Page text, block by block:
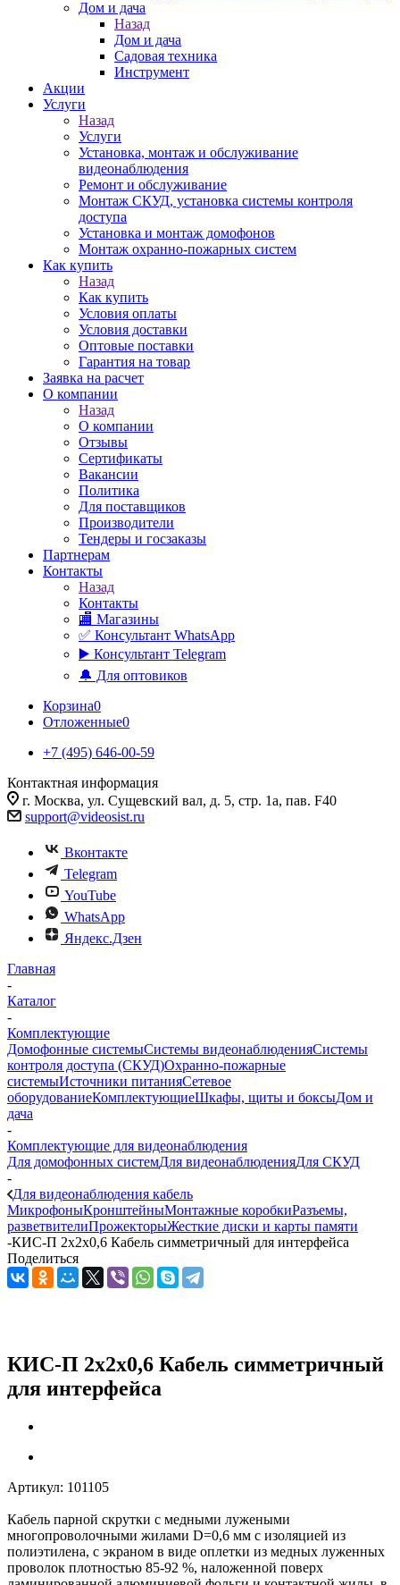
Дом и дача
Назад
Дом и дача
Садовая техника
Инструмент
Акции
Услуги
Назад
Услуги
Установка, монтаж и обслуживание
видеонаблюдения
Ремонт и обслуживание
Монтаж СКУД, установка системы контроля
доступа
Установка и монтаж домофонов
Монтаж охранно-пожарных систем
Как купить
Назад
Как купить
Условия оплаты
Условия доставки
Оптовые поставки
Гарантия на товар
Заявка на расчет
О компании
Назад
О компании
Отзывы
Сертификаты
Вакансии
Политика
Для поставщиков
Производители
Тендеры и госзаказы
Партнерам
Контакты
Назад
Контакты
🏬 Магазины
✅️ Консультант WhatsApp
▶️ Консультант Telegram
🔔 Для оптовиков
Корзина0
Отложенные0
+7 (495) 646-00-59
Контактная информация
г. Москва, ул. Сущевский вал, д. 5, стр. 1а, пав. F40
support@videosist.ru
Вконтакте
Telegram
YouTube
WhatsApp
Яндекс.Дзен
Главная
-
Каталог
-
Комплектующие
Домофонные системыСистемы видеонаблюденияСистемы
контроля доступа (СКУД)Охранно-пожарные
системыИсточники питанияСетевое
оборудованиеКомплектующиеШкафы, щиты и боксыДом и
дача
-
Комплектующие для видеонаблюдения
Для домофонных системДля видеонаблюденияДля СКУД
-
Для видеонаблюдения кабель
МикрофоныКронштейныМонтажные коробкиРазъемы,
разветвителиПрожекторыЖесткие диски и карты памяти
-КИС-П 2х2х0,6 Кабель симметричный для интерфейса
Поделиться
КИС-П 2х2х0,6 Кабель симметричный
для интерфейса
Артикул: 101105
Кабель парной скрутки с медными лужеными
многопроволочными жилами D=0,6 мм с изоляцией из
полиэтилена, с экраном в виде оплетки из медных луженных
проволок плотностью 85-92 %, наложенной поверх